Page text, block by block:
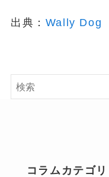
出典： Wally Dog
コラムカテゴリ